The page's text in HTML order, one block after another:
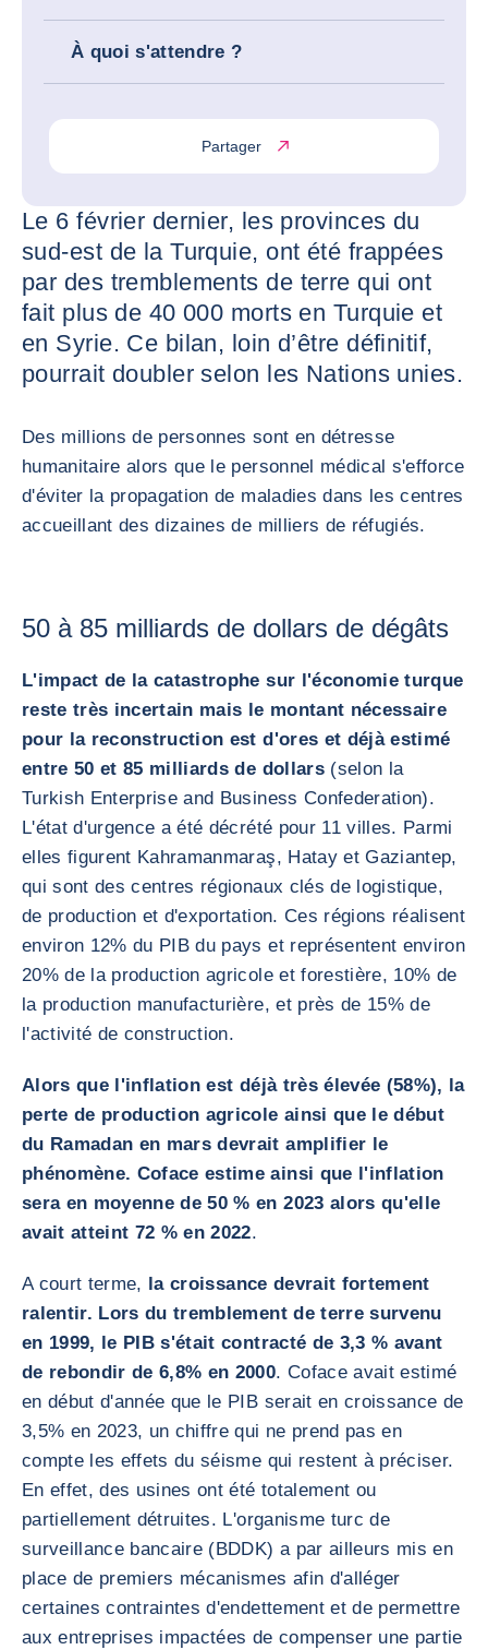
À quoi s'attendre ?
Partager
Le 6 février dernier, les provinces du
sud-est de la Turquie, ont été frappées
par des tremblements de terre qui ont
fait plus de 40 000 morts en Turquie et
en Syrie. Ce bilan, loin d’être définitif,
pourrait doubler selon les Nations unies.
Des millions de personnes sont en détresse
humanitaire alors que le personnel médical s'efforce
d'éviter la propagation de maladies dans les centres
accueillant des dizaines de milliers de réfugiés.
50 à 85 milliards de dollars de dégâts
L'impact de la catastrophe sur l'économie turque
reste très incertain mais le montant nécessaire
pour la reconstruction est d'ores et déjà estimé
entre 50 et 85 milliards de dollars(selon la
Turkish Enterprise and Business Confederation).
L'état d'urgence a été décrété pour 11 villes. Parmi
elles figurent Kahramanmaraş, Hatay et Gaziantep,
qui sont des centres régionaux clés de logistique,
de production et d'exportation. Ces régions réalisent
environ 12% du PIB du pays et représentent environ
20% de la production agricole et forestière, 10% de
la production manufacturière, et près de 15% de
l'activité de construction.
Alors que l'inflation est déjà très élevée (58%), la
perte de production agricole ainsi que le début
du Ramadan en mars devrait amplifier le
phénomène. Coface estime ainsi que l'inflation
sera en moyenne de 50 % en 2023 alors qu'elle
avait atteint 72 % en 2022.
A court terme, la croissance devrait fortement
ralentir. Lors du tremblement de terre survenu
en 1999, le PIB s'était contracté de 3,3 % avant
de rebondir de 6,8% en 2000. Coface avait estimé
en début d'année que le PIB serait en croissance de
3,5% en 2023, un chiffre qui ne prend pas en
compte les effets du séisme qui restent à préciser.
En effet, des usines ont été totalement ou
partiellement détruites. L'organisme turc de
surveillance bancaire (BDDK) a par ailleurs mis en
place de premiers mécanismes afin d'alléger
certaines contraintes d'endettement et de permettre
aux entreprises impactées de compenser une partie